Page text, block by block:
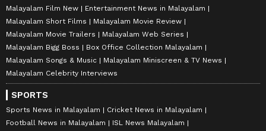
Malayalam Film New
Entertainment News in Malayalam
Malayalam Short Films
Malayalam Movie Review
Malayalam Movie Trailers
Malayalam Web Series
Malayalam Bigg Boss
Box Office Collection Malayalam
Malayalam Songs & Music
Malayalam Miniscreen & TV News
Malayalam Celebrity Interviews
SPORTS
Sports News in Malayalam
Cricket News in Malayalam
Football News in Malayalam
ISL News Malayalam